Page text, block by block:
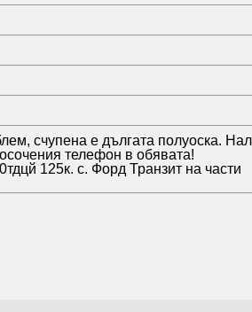
счупена е дългата полуоска.
телефон в обявата!
125к. с. Форд Транзит на части